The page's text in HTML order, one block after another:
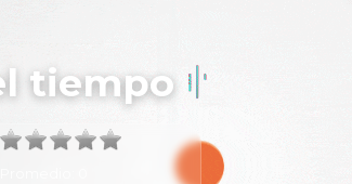
tiempo